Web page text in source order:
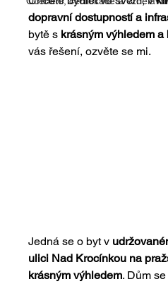
dopravní dostupností a
bytě s krásným výhledem a
vás řešení, ozvěte se mi.
Jedná se o byt v
ulici Nad Krocínkou na
krásným výhledem. Dům